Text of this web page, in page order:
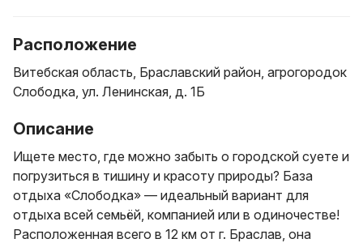
Расположение
Витебская область, Браславский район, агрогородок
Слободка, ул. Ленинская, д. 1Б
Описание
Ищете место, где можно забыть о городской суете и
погрузиться в тишину и красоту природы? База
отдыха «Слободка» — идеальный вариант для
отдыха всей семьёй, компанией или в одиночестве!
Расположенная всего в 12 км от г. Браслав, она